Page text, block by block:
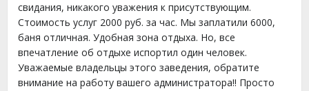
свидания, никакого уважения к присутствующим.
Стоимость услуг 2000 руб. за час. Мы заплатили 6000,
баня отличная. Удобная зона отдыха. Но, все
впечатление об отдыхе испортил один человек.
Уважаемые владельцы этого заведения, обратите
внимание на работу вашего администратора!! Просто